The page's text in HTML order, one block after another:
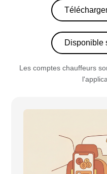
Disponible
Les comptes chauffeurs